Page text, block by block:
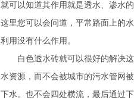
就可以知道其作用就是透水、渗水
这里您可以会问道，平常路面上的
利用没有什么作用。
白色透水砖就可以很好的解决这
水资源，而不会被城市的污水管网
下水。也不会四处横流，最后通过